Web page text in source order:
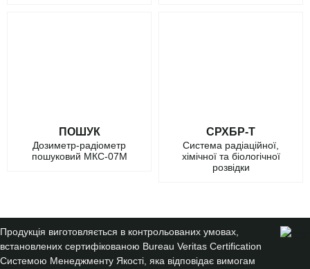
ПОШУК
Дозиметр-радіометр
пошуковий МКС-07М
СРХБР-Т
Система радіаційної,
хімічної та біологічної
розвідки
Продукція виготовляється в контрольованих умовах,
встановлених сертифікованою Bureau Veritas Certification
Системою Менеджменту Якості, яка відповідає вимогам